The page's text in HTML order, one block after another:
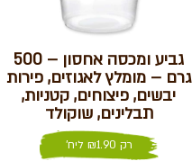
גביע ומכסה אחסון – 500
גרם – מומלץ לאגוזים, פירות
יבשים, פיצוחים, קטניות,
תבלינים, שוקולד
רק ₪1.90 ליח'